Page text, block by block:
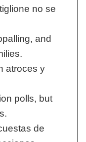
no se
and
atroces y
polls, but
de